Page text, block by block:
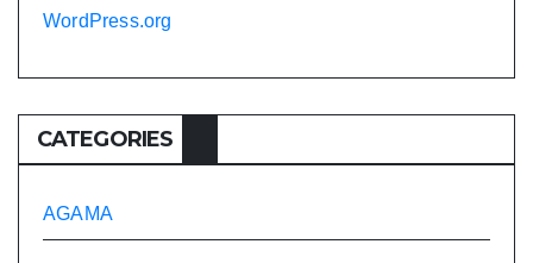
WordPress.org
CATEGORIES
AGAMA